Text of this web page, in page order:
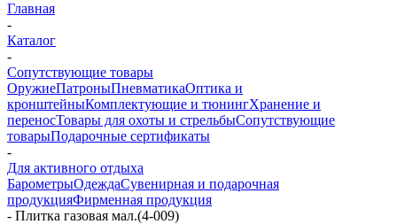
Главная
-
Каталог
-
Сопутствующие товары
ОружиеПатроныПневматикаОптика и
кронштейныКомплектующие и тюнингХранение и
переносТовары для охоты и стрельбыСопутствующие
товарыПодарочные сертификаты
-
Для активного отдыха
БарометрыОдеждаСувенирная и подарочная
продукцияФирменная продукция
- Плитка газовая мал.(4-009)